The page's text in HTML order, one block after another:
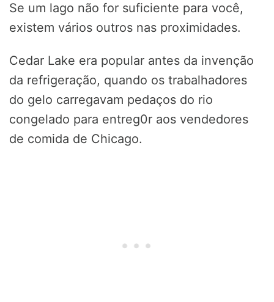
Se um lago não for suficiente para você,
existem vários outros nas proximidades.
Cedar Lake era popular antes da invenção
da refrigeração, quando os trabalhadores
do gelo carregavam pedaços do rio
congelado para entreg0r aos vendedores
de comida de Chicago.